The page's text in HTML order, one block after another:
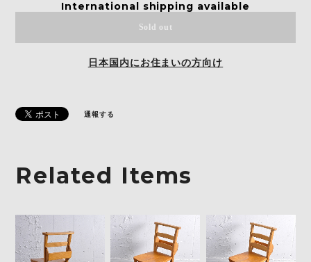
International shipping available
Sold out
日本国内にお住まいの方向け
通報する
Related Items